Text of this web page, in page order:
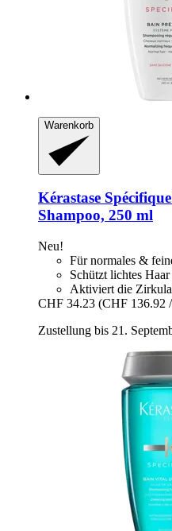
Warenkorb
Kérastase
Shampoo, 250 ml
Neu!
Für normales &
Schützt lichtes
Aktiviert die
CHF 34.23 (CHF 136.92
Zustellung bis 21.